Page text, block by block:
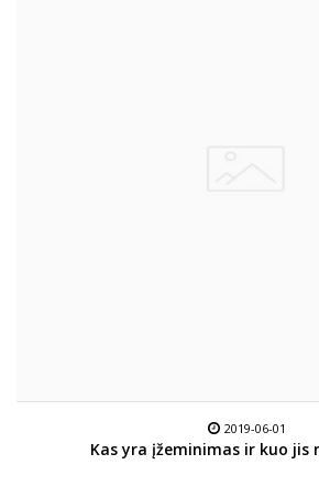
2019-06-01
Kas yra įžeminimas ir kuo jis